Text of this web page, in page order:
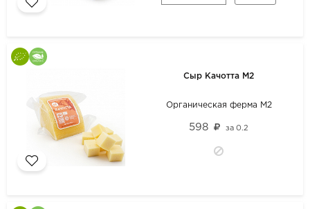
Сыр Качотта М2
Органическая ферма М2
598 за0.2